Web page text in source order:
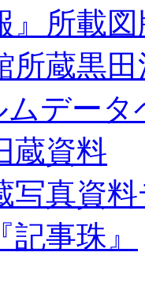
』所載
所蔵黒
データ
蔵資料
写真資
事珠』